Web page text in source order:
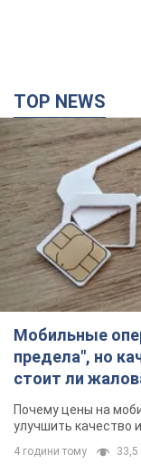
TOP NEWS
Мобильные
предела", но
стоит ли
Почему цены на
улучшить качество
4 години тому 33,5